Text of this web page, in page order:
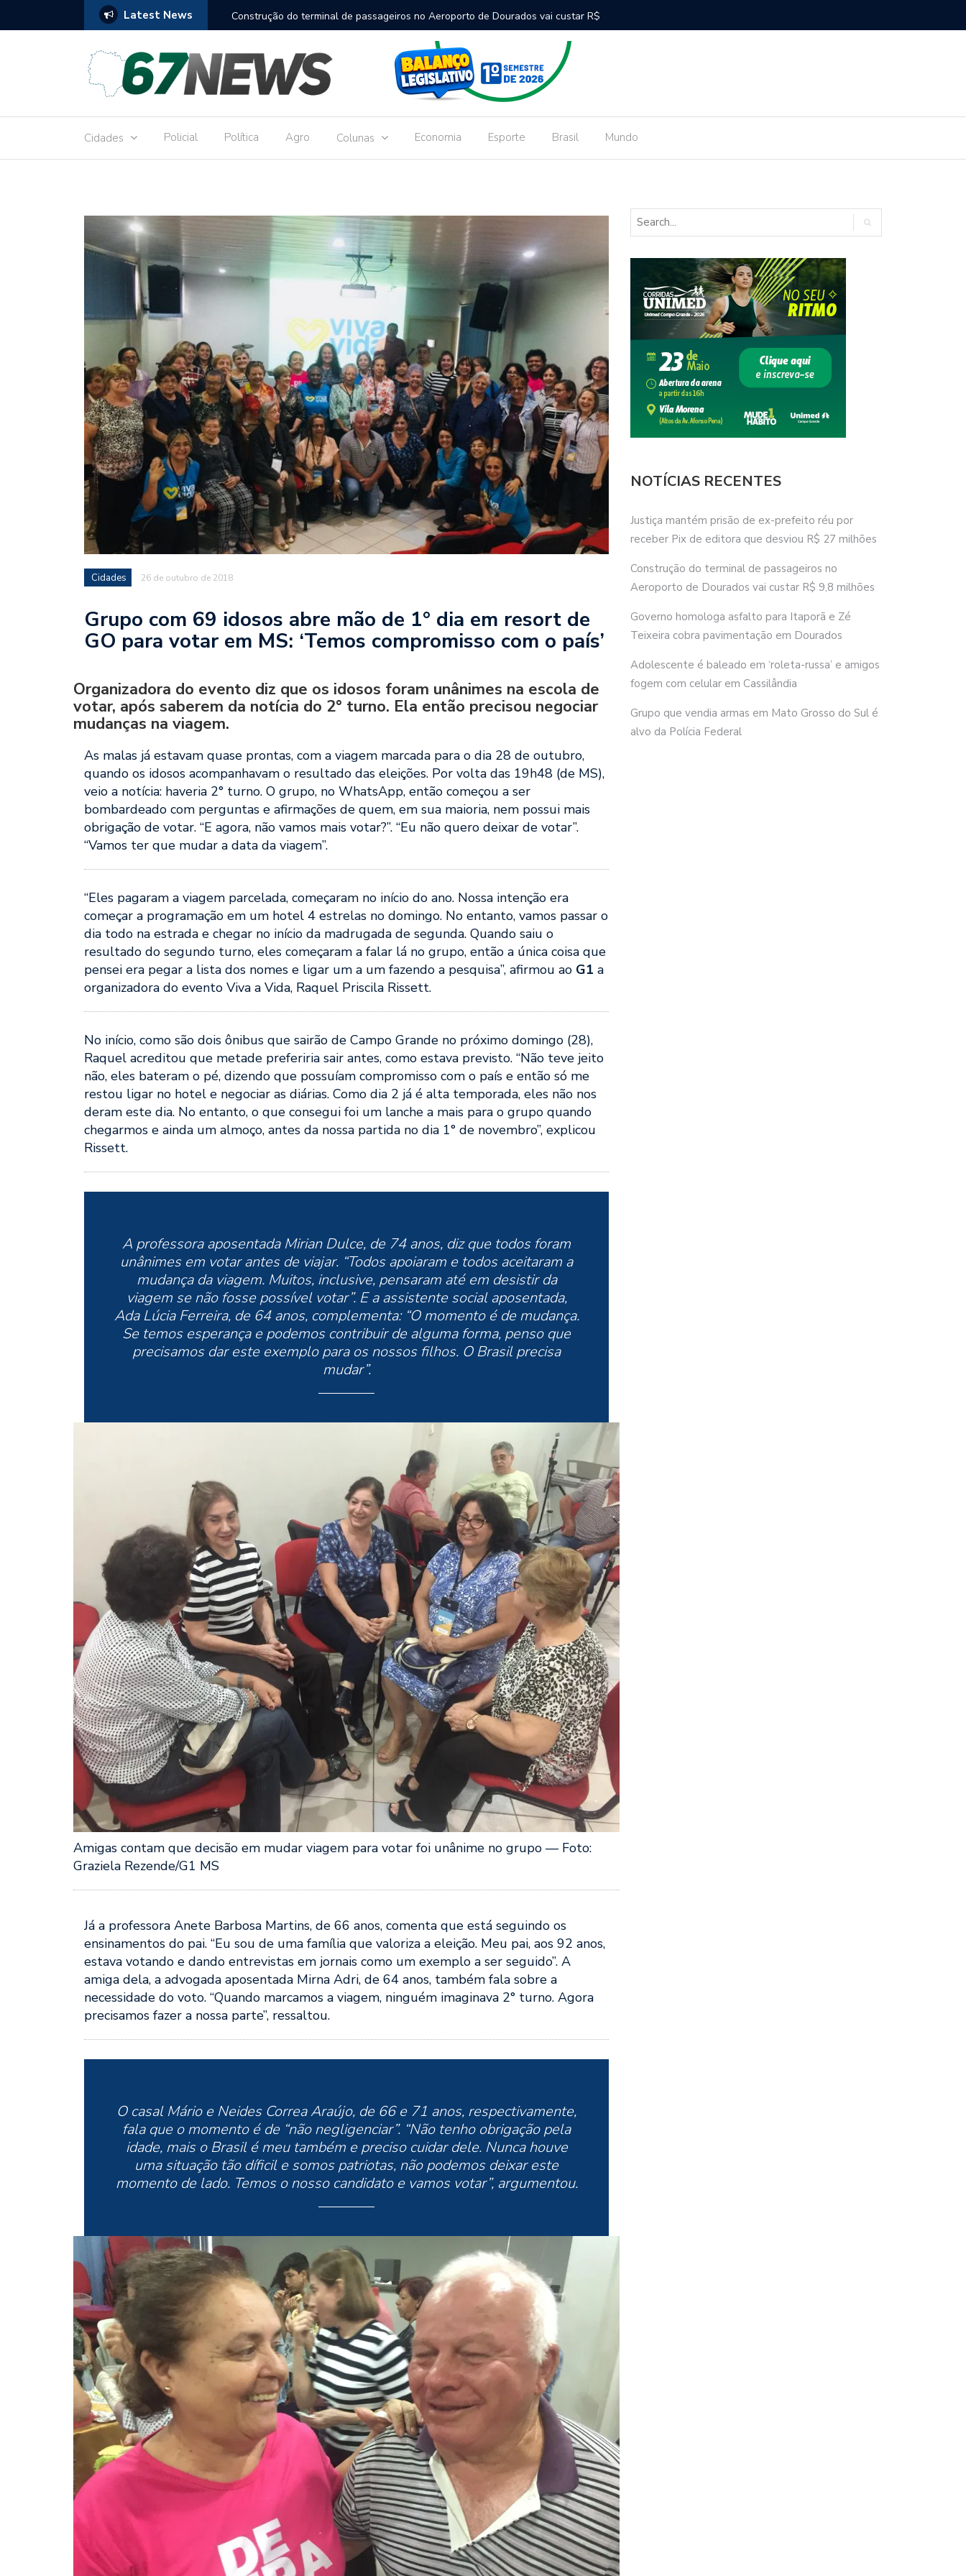
Latest News
réu por receber Pix de editora que desviou
Construção do terminal de passageiros no Aeroporto de Dourados vai custar R$
9,8 milhões
Dourados
Cidades Policial Política Agro Colunas Economia Esporte Brasil Mundo
Cidades 26 de outubro de 2018
Grupo com 69 idosos abre mão de 1° dia em resort de
GO para votar em MS: ‘Temos compromisso com o país’
Organizadora do evento diz que os idosos foram unânimes na escola de
votar, após saberem da notícia do 2° turno. Ela então precisou negociar
mudanças na viagem.
As malas já estavam quase prontas, com a viagem marcada para o dia 28 de outubro,
quando os idosos acompanhavam o resultado das eleições. Por volta das 19h48 (de MS),
veio a notícia: haveria 2° turno. O grupo, no WhatsApp, então começou a ser
bombardeado com perguntas e afirmações de quem, em sua maioria, nem possui mais
obrigação de votar. “E agora, não vamos mais votar?”. “Eu não quero deixar de votar”.
“Vamos ter que mudar a data da viagem”.
“Eles pagaram a viagem parcelada, começaram no início do ano. Nossa intenção era
começar a programação em um hotel 4 estrelas no domingo. No entanto, vamos passar o
dia todo na estrada e chegar no início da madrugada de segunda. Quando saiu o
resultado do segundo turno, eles começaram a falar lá no grupo, então a única coisa que
pensei era pegar a lista dos nomes e ligar um a um fazendo a pesquisa”, afirmou ao G1 a
organizadora do evento Viva a Vida, Raquel Priscila Rissett.
No início, como são dois ônibus que sairão de Campo Grande no próximo domingo (28),
Raquel acreditou que metade preferiria sair antes, como estava previsto. “Não teve jeito
não, eles bateram o pé, dizendo que possuíam compromisso com o país e então só me
restou ligar no hotel e negociar as diárias. Como dia 2 já é alta temporada, eles não nos
deram este dia. No entanto, o que consegui foi um lanche a mais para o grupo quando
chegarmos e ainda um almoço, antes da nossa partida no dia 1° de novembro”, explicou
Rissett.
A professora aposentada Mirian Dulce, de 74 anos, diz que todos foram
unânimes em votar antes de viajar. “Todos apoiaram e todos aceitaram a
mudança da viagem. Muitos, inclusive, pensaram até em desistir da
viagem se não fosse possível votar”. E a assistente social aposentada,
Ada Lúcia Ferreira, de 64 anos, complementa: “O momento é de mudança.
Se temos esperança e podemos contribuir de alguma forma, penso que
precisamos dar este exemplo para os nossos filhos. O Brasil precisa
mudar”.
Amigas contam que decisão em mudar viagem para votar foi unânime no grupo — Foto:
Graziela Rezende/G1 MS
Já a professora Anete Barbosa Martins, de 66 anos, comenta que está seguindo os
ensinamentos do pai. “Eu sou de uma família que valoriza a eleição. Meu pai, aos 92 anos,
estava votando e dando entrevistas em jornais como um exemplo a ser seguido”. A
amiga dela, a advogada aposentada Mirna Adri, de 64 anos, também fala sobre a
necessidade do voto. “Quando marcamos a viagem, ninguém imaginava 2° turno. Agora
precisamos fazer a nossa parte”, ressaltou.
O casal Mário e Neides Correa Araújo, de 66 e 71 anos, respectivamente,
fala que o momento é de “não negligenciar”. “Não tenho obrigação pela
idade, mais o Brasil é meu também e preciso cuidar dele. Nunca houve
uma situação tão díficil e somos patriotas, não podemos deixar este
momento de lado. Temos o nosso candidato e vamos votar”, argumentou.
NOTÍCIAS RECENTES
Justiça mantém prisão de ex-prefeito réu por
receber Pix de editora que desviou R$ 27 milhões
Construção do terminal de passageiros no
Aeroporto de Dourados vai custar R$ 9,8 milhões
Governo homologa asfalto para Itaporã e Zé
Teixeira cobra pavimentação em Dourados
Adolescente é baleado em ‘roleta-russa’ e amigos
fogem com celular em Cassilândia
Grupo que vendia armas em Mato Grosso do Sul é
alvo da Polícia Federal